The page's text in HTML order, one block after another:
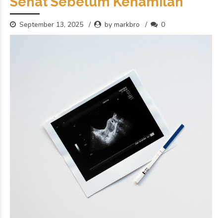
September 13, 2025 by markbro 0